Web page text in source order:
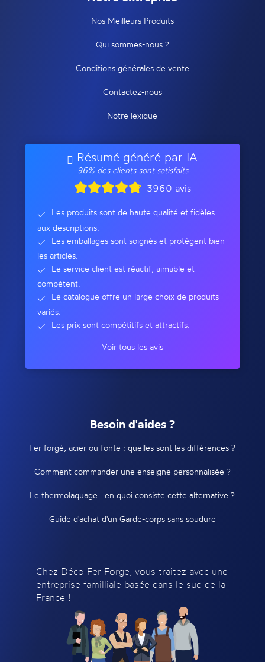
Nos Meilleurs Produits
Qui sommes-nous ?
Conditions générales de vente
Contactez-nous
Notre lexique
Résumé généré par IA
96% des clients sont satisfaits
3960 avis
Les produits sont de haute qualité et fidèles
aux descriptions.
Les emballages sont soignés et protègent bien
les articles.
Le service client est réactif, aimable et
compétent.
Le catalogue offre un large choix de produits
variés.
Les prix sont compétitifs et attractifs.
Voir tous les avis
Besoin d'aides ?
Fer forgé, acier ou fonte : quelles sont les différences ?
Comment commander une enseigne personnalisée ?
Le thermolaquage : en quoi consiste cette alternative ?
Guide d'achat d'un Garde-corps sans soudure
Chez Déco Fer Forge, vous traitez avec une
entreprise familliale basée dans le sud de la
France !